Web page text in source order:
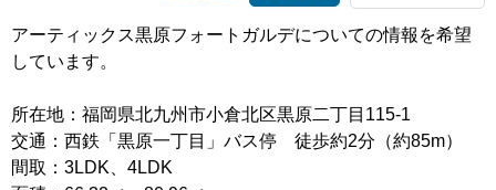
アーティックス黒原フォートガルデについての情報を希望
しています。
所在地：福岡県北九州市小倉北区黒原二丁目115-1
交通：西鉄「黒原一丁目」バス停 徒歩約2分（約85m）
間取：3LDK、4LDK